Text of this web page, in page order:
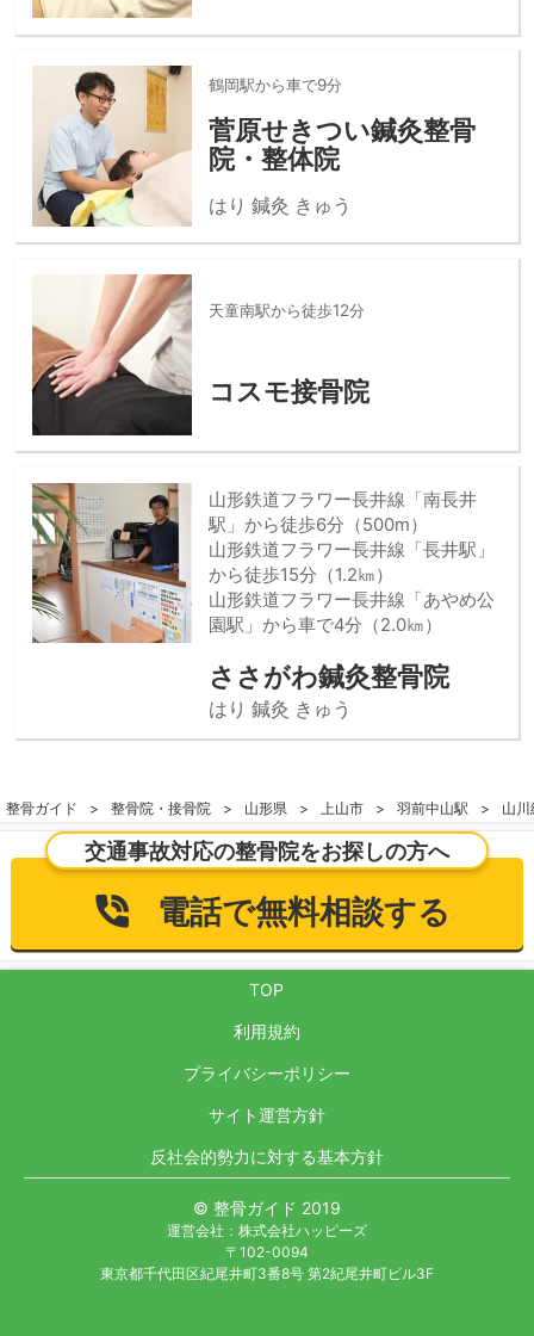
鶴岡駅から車で9分
菅原せきつい鍼灸整骨
院・整体院
はり 鍼灸 きゅう
天童南駅から徒歩12分
コスモ接骨院
山形鉄道フラワー長井線「南長井
駅」から徒歩6分（500m）
山形鉄道フラワー長井線「長井駅」
から徒歩15分（1.2㎞）
山形鉄道フラワー長井線「あやめ公
園駅」から車で4分（2.0㎞）
ささがわ鍼灸整骨院
はり 鍼灸 きゅう
整骨ガイド 整骨院・接骨院 山形県 上山市 羽前中山駅 山
交通事故対応の整骨院をお探しの方へ
電話で無料相談する
TOP
利用規約
プライバシーポリシー
サイト運営方針
反社会的勢力に対する基本方針
© 整骨ガイド 2019
運営会社：株式会社ハッピーズ
〒102-0094
東京都千代田区紀尾井町3番8号 第2紀尾井町ビル3F